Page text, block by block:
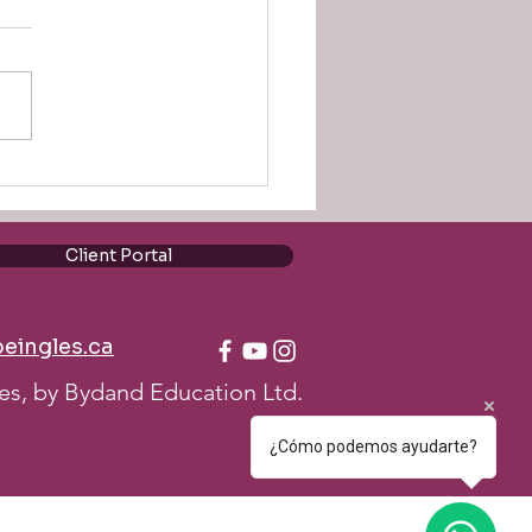
Leaders
Client Portal
by Bydand Education Ltd.
¿Cómo podemos ayudarte?